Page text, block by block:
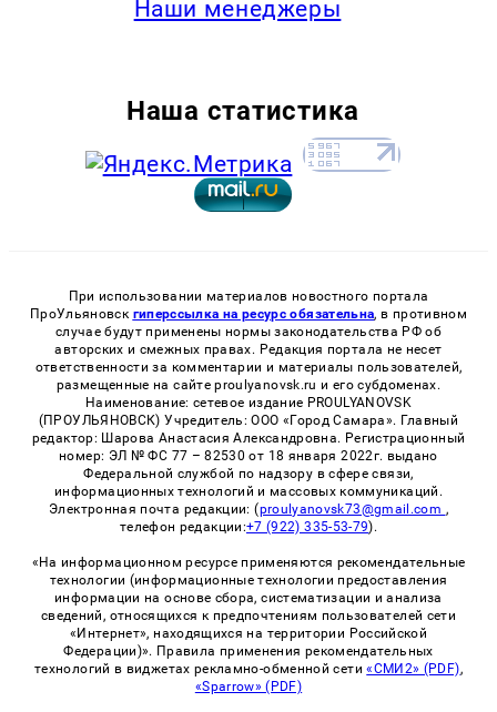
Наши менеджеры
Наша статистика
При использовании материалов новостного портала
ПроУльяновск гиперссылка на ресурс обязательна, в противном
случае будут применены нормы законодательства РФ об
авторских и смежных правах. Редакция портала не несет
ответственности за комментарии и материалы пользователей,
размещенные на сайте proulyanovsk.ru и его субдоменах.
Наименование: сетевое издание PROULYANOVSK
(ПРОУЛЬЯНОВСК) Учредитель: ООО «Город Самара». Главный
редактор: Шарова Анастасия Александровна. Регистрационный
номер: ЭЛ № ФС 77 – 82530 от 18 января 2022г. выдано
Федеральной службой по надзору в сфере связи,
информационных технологий и массовых коммуникаций.
Электронная почта редакции: (proulyanovsk73@gmail.com ,
телефон редакции:+7 (922) 335-53-79).
«На информационном ресурсе применяются рекомендательные
технологии (информационные технологии предоставления
информации на основе сбора, систематизации и анализа
сведений, относящихся к предпочтениям пользователей сети
«Интернет», находящихся на территории Российской
Федерации)». Правила применения рекомендательных
технологий в виджетах рекламно-обменной сети«СМИ2» (PDF),
«Sparrow» (PDF)